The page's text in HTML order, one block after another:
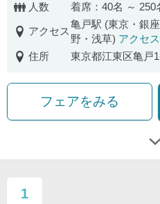
人数
着席：40名 ～ 250
アクセス
亀戸駅 (東京・銀
野・浅草) アクセ
住所
東京都江東区亀戸
フェアをみる
1